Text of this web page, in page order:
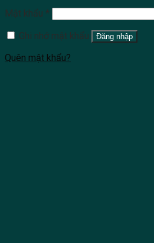
Mật khẩu *
Ghi nhớ mật khẩu
Đăng nhập
Quên mật khẩu?